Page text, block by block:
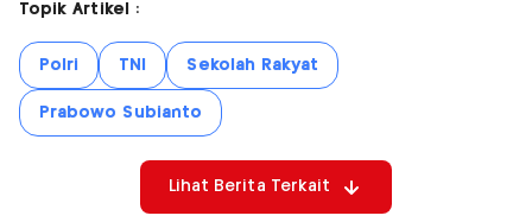
Topik Artikel :
Polri TNI Sekolah Rakyat
Prabowo Subianto
Lihat Berita Terkait